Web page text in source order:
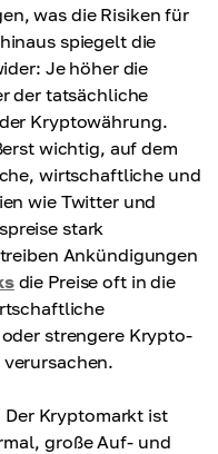
was die Risiken für
spiegelt die
Je höher die
der tatsächliche
Kryptowährung.
wichtig, auf dem
wirtschaftliche und
wie Twitter und
stark
Ankündigungen
die Preise oft in die
strengere Krypto-
Kryptomarkt ist
große Auf- und